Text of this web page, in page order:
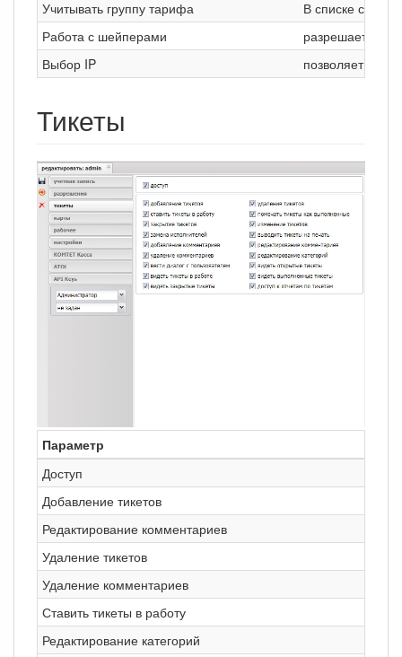
Учитывать группу тарифа
В списке смены
Работа с шейперами
разрешает
Выбор IP
позволяет
Тикеты
Параметр
Доступ
Добавление тикетов
Редактирование комментариев
Удаление тикетов
Удаление комментариев
Ставить тикеты в работу
Редактирование категорий